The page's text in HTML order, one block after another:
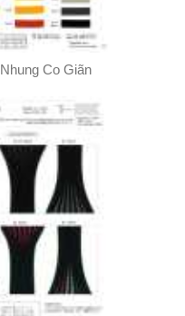
Nhung Co Giãn